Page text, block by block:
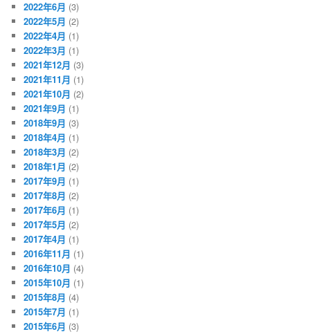
2022年6月 (3)
2022年5月 (2)
2022年4月 (1)
2022年3月 (1)
2021年12月 (3)
2021年11月 (1)
2021年10月 (2)
2021年9月 (1)
2018年9月 (3)
2018年4月 (1)
2018年3月 (2)
2018年1月 (2)
2017年9月 (1)
2017年8月 (2)
2017年6月 (1)
2017年5月 (2)
2017年4月 (1)
2016年11月 (1)
2016年10月 (4)
2015年10月 (1)
2015年8月 (4)
2015年7月 (1)
2015年6月 (3)